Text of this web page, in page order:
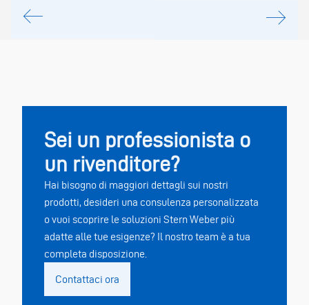
Sei un professionista o
un rivenditore?
Hai bisogno di maggiori dettagli sui nostri
prodotti, desideri una consulenza personalizzata
o vuoi scoprire le soluzioni Stern Weber più
adatte alle tue esigenze? Il nostro team è a tua
completa disposizione.
Contattaci ora